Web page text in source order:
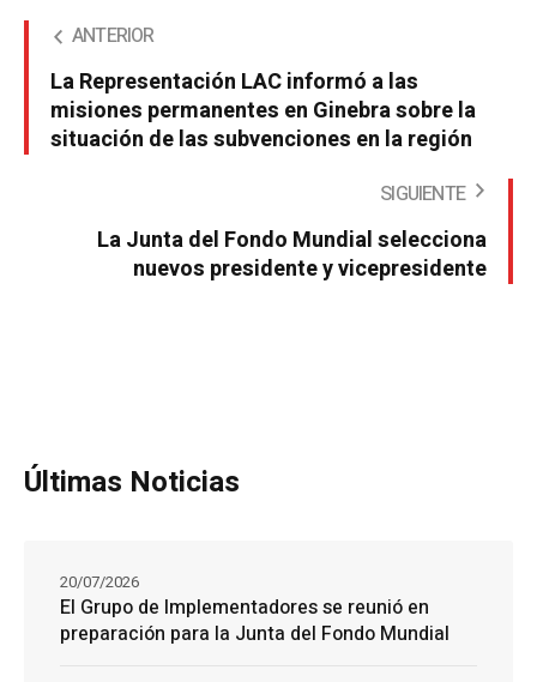
ANTERIOR
La Representación LAC informó a las
misiones permanentes en Ginebra sobre la
situación de las subvenciones en la región
SIGUIENTE
La Junta del Fondo Mundial selecciona
nuevos presidente y vicepresidente
Últimas Noticias
El Grupo de Implementadores se reunió en
preparación para la Junta del Fondo Mundial
20/07/2026